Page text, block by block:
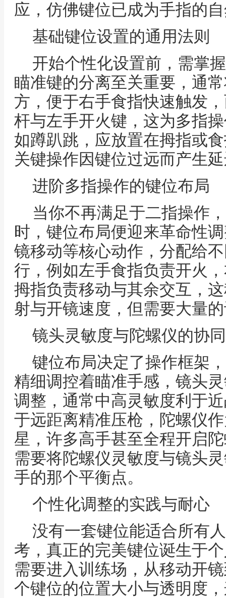
应，仿佛键位已成为手指的
基础键位设置的通用法则
开始个性化设置前，需掌
瞄准键的分离至关重要，通
方，便于右手食指快速触发
杆与左手开火键，这为多指
如蹲趴跳，应放置在拇指或
关键操作因键位过远而产生
进阶多指操作的键位布局
当你不再满足于二指操作
时，键位布局便迎来革命性
镜移动等核心动作，分配给
行，例如左手食指负责开火
拇指负责移动与其余交互，
射与开镜速度，但需要大量
镜头灵敏度与陀螺仪的协同
键位布局决定了操作框架
精细调控着瞄准手感，镜头
调整，通常中高灵敏度利于
于远距离精准压枪，陀螺仪
星，许多高手甚至全程开启
需要将陀螺仪灵敏度与镜头
手的那个平衡点。
个性化调整的实践与耐心
没有一套键位能适合所有
考，真正的完美键位诞生于
需要进入训练场，从移动开
个键位的位置大小与透明度